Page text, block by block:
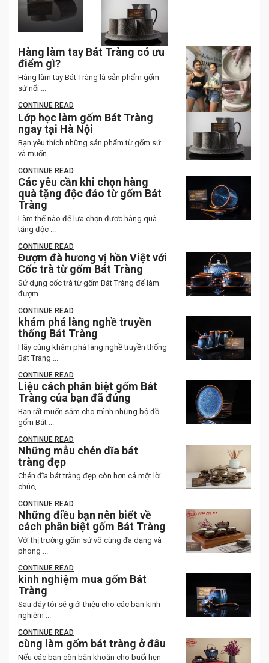
Hàng làm tay Bát Tràng có ưu
điểm gì?
Hàng làm tay Bát Tràng là sản phẩm gốm
sứ nổi ...
CONTINUE READ
Lớp học làm gốm Bát Tràng
ngay tại Hà Nội
Bạn yêu thích những sản phẩm từ gốm sứ
và muốn ...
CONTINUE READ
Các yêu cần khi chọn hàng
quà tặng độc đáo từ gốm Bát
Tràng
Làm thế nào để lựa chọn được hàng quà
tặng độc ...
CONTINUE READ
Đượm đà hương vị hồn Việt với
Cốc trà từ gốm Bát Tràng
Sử dụng cốc trà từ gốm Bát Tràng để làm
đượm ...
CONTINUE READ
khám phá làng nghề truyền
thống Bát Tràng
Hãy cùng khám phá làng nghề truyền thống
Bát Tràng ...
CONTINUE READ
Liệu cách phân biệt gốm Bát
Tràng của bạn đã đúng
Bạn rất muốn sắm cho mình những bộ đồ
gốm Bát ...
CONTINUE READ
Những mẫu chén dĩa bát
tràng đẹp
Chén đĩa bát tràng đẹp còn hơn cả một lời
chúc, ...
CONTINUE READ
Những điều bạn nên biết về
cách phân biệt gốm Bát Tràng
Với thị trường gốm sứ vô cùng đa dạng và
phong ...
CONTINUE READ
kinh nghiệm mua gốm Bát
Tràng
Sau đây tôi sẽ giới thiệu cho các bạn kinh
nghiệm ...
CONTINUE READ
cùng làm gốm bát tràng ở đâu
Nếu các bạn còn băn khoăn cho buổi hẹn